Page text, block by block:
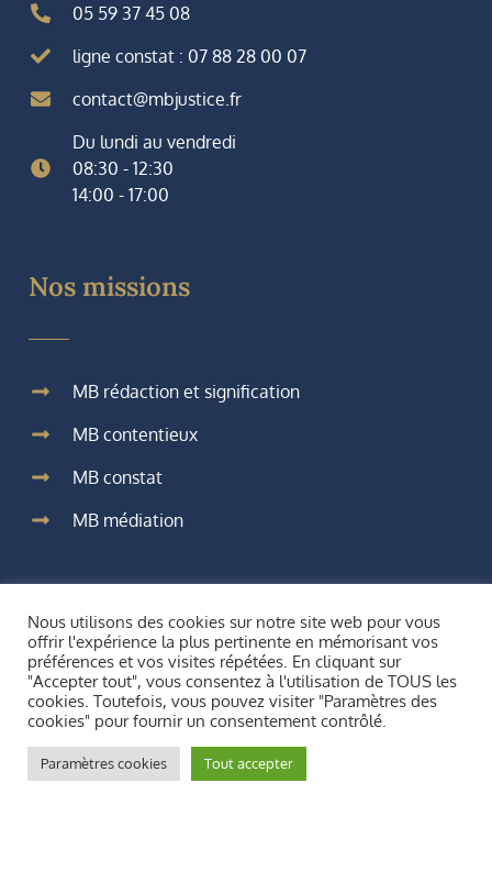
05 59 37 45 08
ligne constat : 07 88 28 00 07
contact@mbjustice.fr
Du lundi au vendredi
08:30 - 12:30
14:00 - 17:00
Nos missions
MB rédaction et signification
MB contentieux
MB constat
MB médiation
Services en ligne
Paiement en ligne
Demande de constat
Nous utilisons des cookies sur notre site web pour vous
offrir l'expérience la plus pertinente en mémorisant vos
préférences et vos visites répétées. En cliquant sur
"Accepter tout", vous consentez à l'utilisation de TOUS les
cookies. Toutefois, vous pouvez visiter "Paramètres des
cookies" pour fournir un consentement contrôlé.
Paramètres cookies Tout accepter